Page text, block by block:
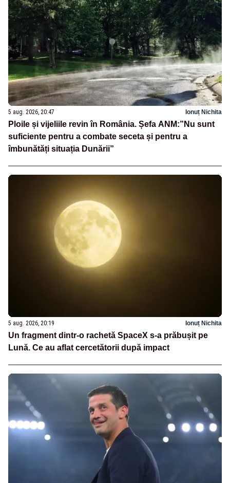
5 aug. 2026, 20:47 Ionuț Nichita
Ploile și vijeliile revin în România. Șefa ANM:”Nu sunt
suficiente pentru a combate seceta și pentru a
îmbunătăți situația Dunării”
5 aug. 2026, 20:19 Ionuț Nichita
Un fragment dintr-o rachetă SpaceX s-a prăbușit pe
Lună. Ce au aflat cercetătorii după impact